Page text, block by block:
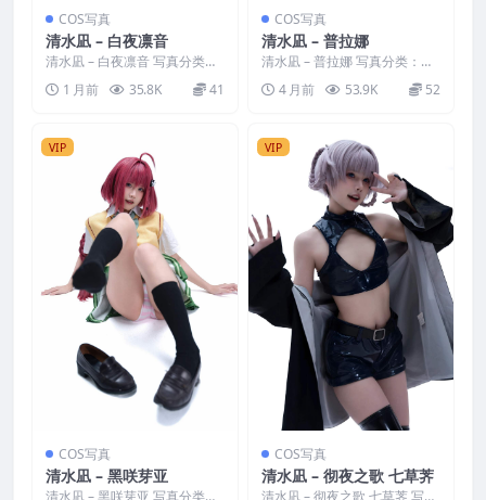
COS写真
清水凪 – 白夜凛音
清水凪 – 白夜凛音 写真分类：
唯美，参与模特：清水凪 [资源
大小]：[72P／...
1 月前 35.8K 41
COS写真
清水凪 – 普拉娜
清水凪 – 普拉娜 写真分类：唯
美，参与模特：清水凪 [资源大
小]：[124P／...
4 月前 53.9K 52
VIP
COS写真
清水凪 – 黑咲芽亚
VIP
COS写真
清水凪 – 彻夜之歌 七草荠